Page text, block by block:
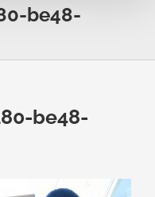
be48-
be48-